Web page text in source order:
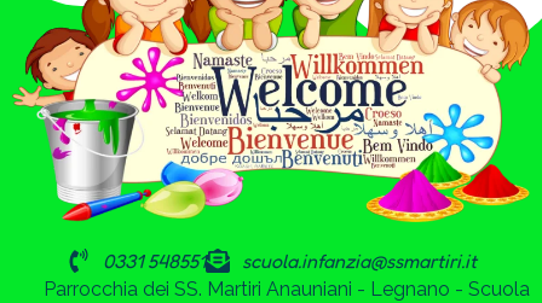
0331 548551 scuola.infanzia@ssmartiri.it
Parrocchia dei SS. Martiri Anauniani - Legnano - Scuola